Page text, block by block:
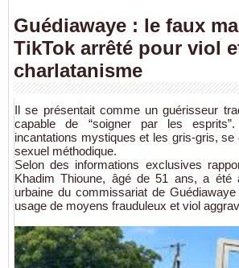
Guédiawaye : le faux
TikTok arrêté pour viol
charlatanisme
Il se présentait comme un guérisseur
capable de “soigner par les
incantations mystiques et les gris-gris, se
sexuel méthodique.
Selon des informations exclusives
Khadim Thioune, âgé de 51 ans, a été
urbaine du commissariat de
usage de moyens frauduleux et viol